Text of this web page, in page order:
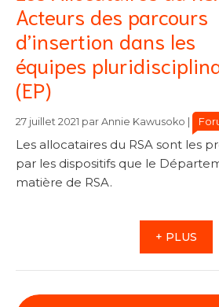
Acteurs des parcours
d’insertion dans les
équipes
(EP)
27 juillet 2021 par Annie Kawusoko
Les allocataires du RSA sont les
par les dispositifs que le
matière de RSA.
+ PLUS